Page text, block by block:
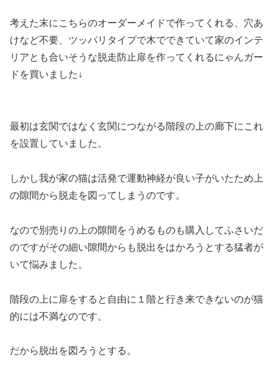
考えた末にこちらのオーダーメイドで作ってくれる、穴あ
けなど不要、ツッパリタイプで木でできていて家のインテ
リアとも合いそうな脱走防止扉を作ってくれるにゃんガー
ドを買いました↓
最初は玄関ではなく玄関につながる階段の上の廊下にこれ
を設置していました。
しかし我が家の猫は活発で運動神経が良い子がいたため上
の隙間から脱走を図ってしまうのです。
なので別売りの上の隙間をうめるものも購入してふさいだ
のですがその細い隙間からも脱出をはかろうとする猛者が
いて悩みました。
階段の上に扉をすると自由に１階と行き来できないのが猫
的には不満なのです。
だから脱出を図ろうとする。